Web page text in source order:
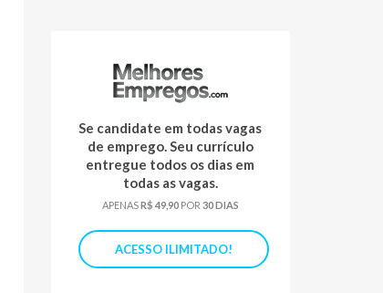
Se candidate em todas vagas
de emprego. Seu currículo
entregue todos os dias em
todas as vagas.
APENASR$ 49,90POR 30 DIAS
ACESSO ILIMITADO!